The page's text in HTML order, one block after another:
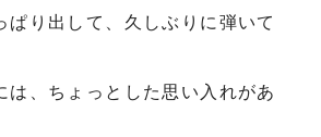
ぱり出して、久しぶりに弾いて
は、ちょっとした思い入れがあ